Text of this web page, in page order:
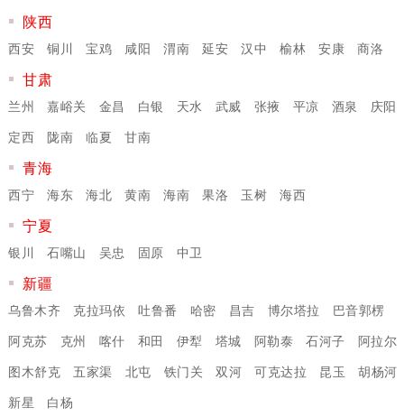
陕西
西安 铜川 宝鸡 咸阳 渭南 延安 汉中 榆林 安康 商洛
甘肃
兰州 嘉峪关 金昌 白银 天水 武威 张掖 平凉 酒泉
庆阳
定西
陇南 临夏 甘南
青海
西宁 海东 海北 黄南 海南 果洛 玉树 海西
宁夏
银川 石嘴山 吴忠 固原 中卫
新疆
乌鲁木齐 克拉玛依 吐鲁番 哈密 昌吉 博尔塔拉
巴音郭楞
阿克苏
克州 喀什 和田 伊犁 塔城 阿勒泰 石河子
阿拉尔
图木舒克
五家渠 北屯 铁门关 双河 可克达拉 昆玉
胡杨河
新星
白杨